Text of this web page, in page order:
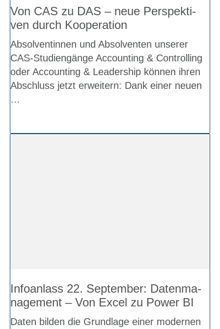
Von CAS zu DAS – neue Per­spek­ti­
ven durch Koope­ra­ti­on
Absol­ven­tin­nen und Absol­ven­ten unse­rer
CAS-Stu­di­en­gän­ge Accoun­ting & Con­trol­ling
oder Accoun­ting & Lea­der­ship kön­nen ihren
Abschluss jetzt erwei­tern: Dank einer neu­en
…
Info­an­lass 22. Sep­tem­ber: Daten­ma­
nage­ment – Von Excel zu Power BI
Daten bil­den die Grund­la­ge einer moder­nen